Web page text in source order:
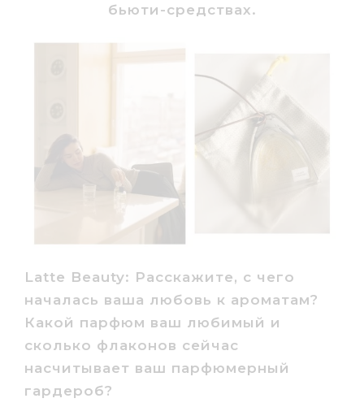
бьюти-средствах.
Latte Beauty: Расскажите, с чего
началась ваша любовь к ароматам?
Какой парфюм ваш любимый и
сколько флаконов сейчас
насчитывает ваш парфюмерный
гардероб?